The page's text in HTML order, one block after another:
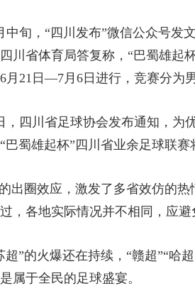
，“四川发布”微信公众号发文
川省体育局答复称，“巴蜀雄起
月21日—7月6日进行，竞赛分为
四川省足球协会发布通知，为
巴蜀雄起杯”四川省业余足球联赛
圈效应，激发了多省效仿的热
，各地实际情况并不相同，应
的火爆还在持续，“赣超”“哈
属于全民的足球盛宴。